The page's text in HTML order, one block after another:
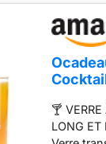
Long
🍸
LONG ET